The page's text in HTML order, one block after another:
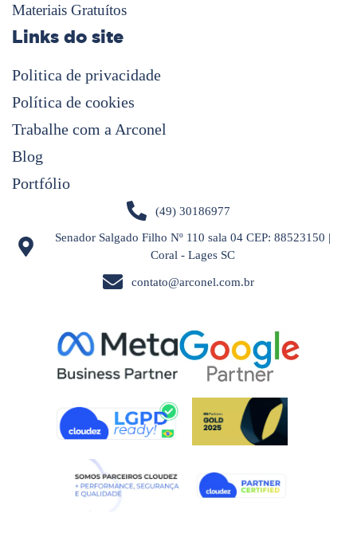
Materiais Gratuítos
Links do site
Politica de privacidade
Política de cookies
Trabalhe com a Arconel
Blog
Portfólio
(49) 30186977
Senador Salgado Filho Nº 110 sala 04 CEP: 88523150 |
Coral - Lages SC
contato@arconel.com.br